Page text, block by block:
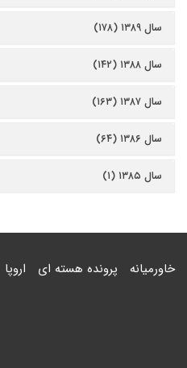
سال ۱۳۸۹ (۱۷۸)
سال ۱۳۸۸ (۱۴۲)
سال ۱۳۸۷ (۱۶۳)
سال ۱۳۸۶ (۶۴)
سال ۱۳۸۵ (۱)
خاورمیانه پرونده هسته ای اروپا